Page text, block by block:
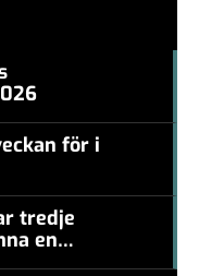
för i
tredje
en